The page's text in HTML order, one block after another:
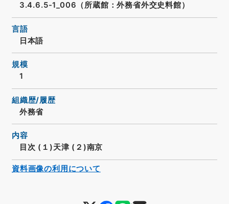
3.4.6.5-1_006（所蔵館：外務省外交史料館）
言語
日本語
規模
1
組織歴/履歴
外務省
内容
目次 (１)天津 (２)南京
資料画像の利用について